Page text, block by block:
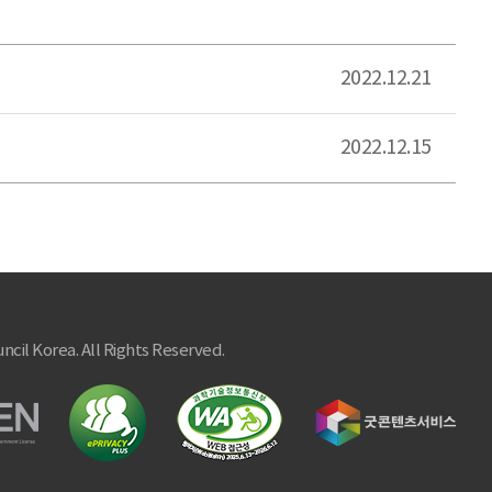
2022.12.21
2022.12.15
Korea. All Rights Reserved.